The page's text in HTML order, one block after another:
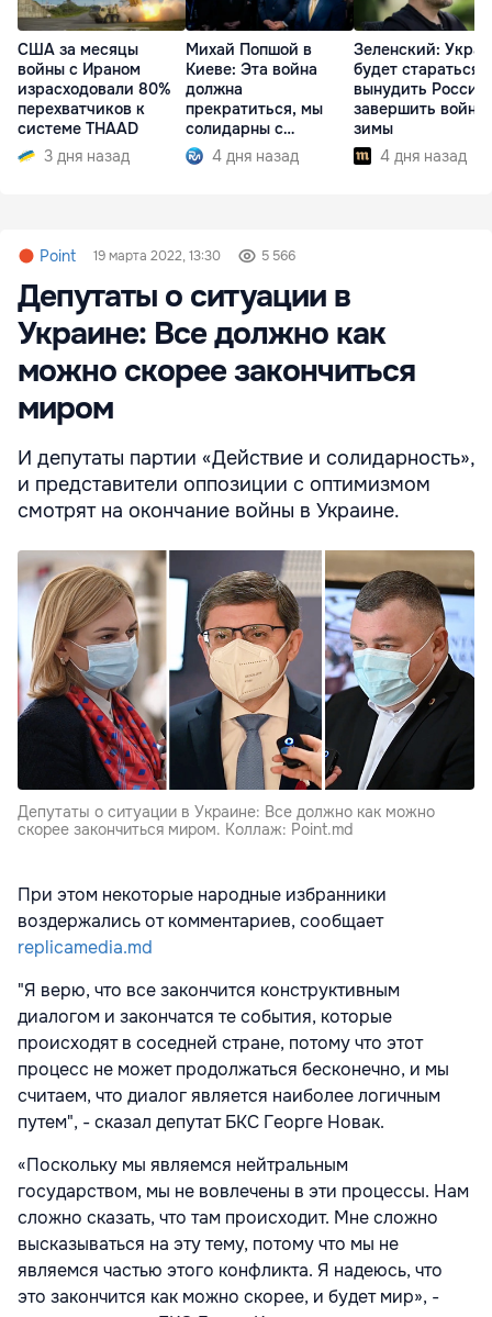
США за месяцы
войны с Ираном
израсходовали 80%
перехватчиков к
системе THAAD
3 дня назад
Михай Попшой в
Киеве: Эта война
должна
прекратиться, мы
солидарны с
Украиной
4 дня назад
Зеленский:
будет стараться
вынудить Россию
завершить войну
зимы
4 дня назад
Point 19 марта 2022, 13:30 5 566
Депутаты о ситуации в
Украине: Все должно как
можно скорее закончиться
миром
И депутаты партии «Действие и солидарность»,
и представители оппозиции с оптимизмом
смотрят на окончание войны в Украине.
Депутаты о ситуации в Украине: Все должно как можно
скорее закончиться миром. Коллаж: Point.md
При этом некоторые народные избранники
воздержались от комментариев, сообщает
replicamedia.md
"Я верю, что все закончится конструктивным
диалогом и закончатся те события, которые
происходят в соседней стране, потому что этот
процесс не может продолжаться бесконечно, и мы
считаем, что диалог является наиболее логичным
путем", - сказал депутат БКС Георге Новак.
«Поскольку мы являемся нейтральным
государством, мы не вовлечены в эти процессы. Нам
сложно сказать, что там происходит. Мне сложно
высказываться на эту тему, потому что мы не
являемся частью этого конфликта. Я надеюсь, что
это закончится как можно скорее, и будет мир», -